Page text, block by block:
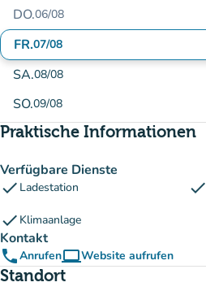
DO.06/08
FR.07/08
SA.08/08
SO.09/08
Praktische Informationen
Verfügbare Dienste
check Ladestation check
check Klimaanlage
Kontakt
phoneAnrufencomputerWebsite aufrufen
(new tab)
Standort